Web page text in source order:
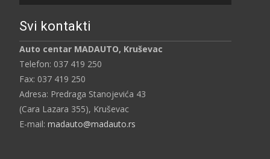
Svi kontakti
Auto centar MADAUTO, Kruševac
Telefon: 037 419 250
Fax: 037 419 250
Adresa: Predraga Stanojevića 43
(Cara Lazara 355), Kruševac
E-mail: madauto@madauto.rs